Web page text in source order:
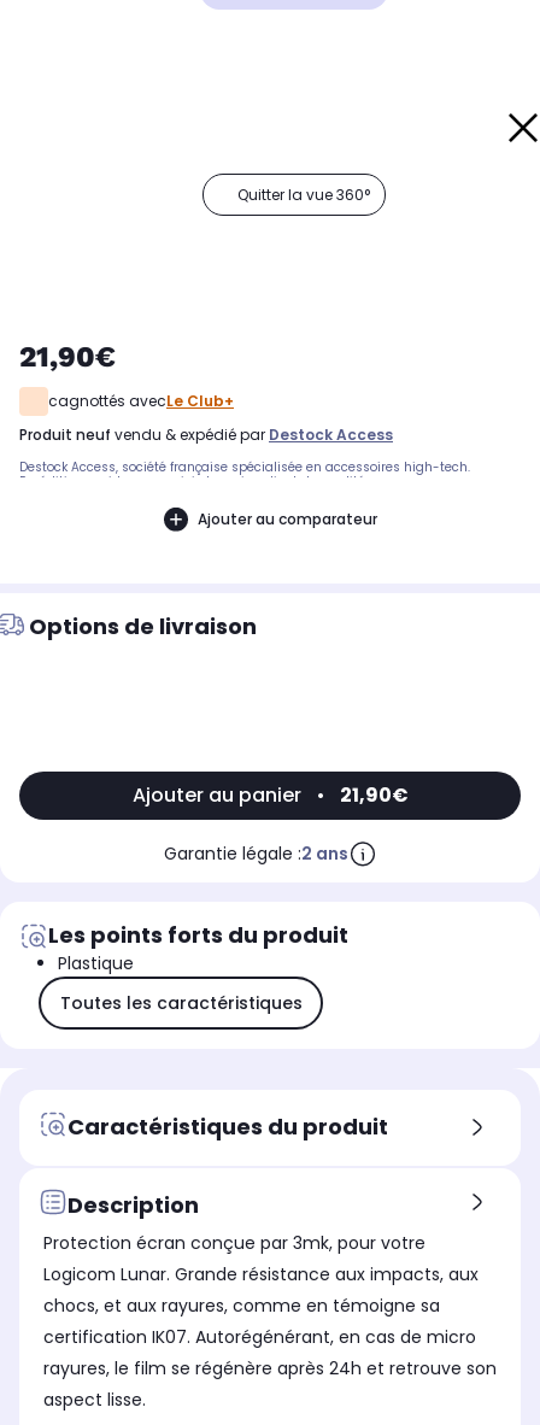
Quitter la vue 360°
21,90€
cagnottés avecLe Club+
produit neuf vendu & expédié par Destock Access
Destock Access, société française spécialisée en accessoires high-tech.
Expédition rapide avec suivi et service client de qualité.
Ajouter au comparateur
Options de livraison
Ajouter au panier • 21,90€
Garantie légale :2 ans
Les points forts du produit
Plastique
Toutes les caractéristiques
Caractéristiques du produit
Description
Protection écran conçue par 3mk, pour votre
Logicom Lunar. Grande résistance aux impacts, aux
chocs, et aux rayures, comme en témoigne sa
certification IK07. Autorégénérant, en cas de micro
rayures, le film se régénère après 24h et retrouve son
aspect lisse.